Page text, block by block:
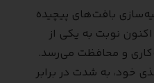
بافت‌های پیچیده
نوبت به یکی از
و محافظت می‌رسد.
خود، به شدت در برابر